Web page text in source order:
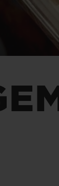
HUBLOTISTA
EXTENSION
GARANTIE